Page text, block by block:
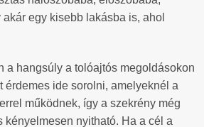
egy kisebb lakásba is, ahol
a hangsúly a tolóajtós megoldásokon
érdemes ide sorolni, amelyeknél a
működnek, így a szekrény még
kényelmesen nyitható. Ha a cél a